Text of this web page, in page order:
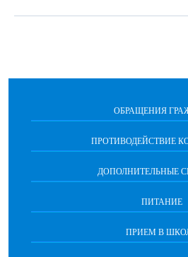
ОБРАЩЕНИЯ
ПРОТИВОДЕЙСТВИЕ
ДОПОЛНИТЕЛЬНЫЕ
ПИТАНИЕ
ПРИЕМ В